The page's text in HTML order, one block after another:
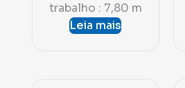
trabalho : 7,80 m
Leia mais